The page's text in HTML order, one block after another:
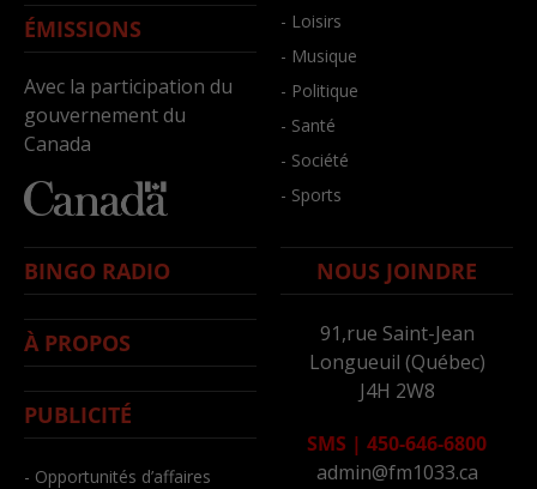
ÉMISSIONS
Avec la participation du
gouvernement du
Canada
- Loisirs
- Musique
- Politique
- Santé
- Société
- Sports
BINGO RADIO
À PROPOS
PUBLICITÉ
- Opportunités d’affaires
NOUS JOINDRE
91,rue Saint-Jean
Longueuil (Québec)
J4H 2W8
SMS | 450-646-6800
admin@fm1033.ca